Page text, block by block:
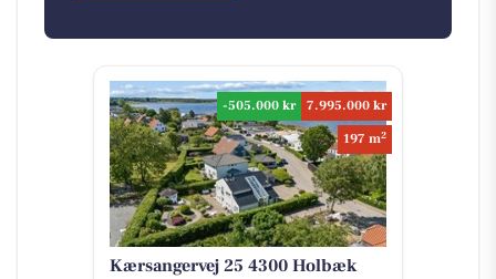
-505.000 kr
7.995.000 kr
197 m2
Kærsangervej 25 4300 Holbæk